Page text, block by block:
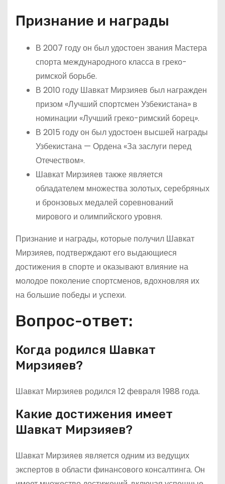
Признание и награды
В 2007 году он был удостоен звания Мастера
спорта международного класса в греко-
римской борьбе.
В 2010 году Шавкат Мирзияев был награжден
призом «Лучший спортсмен Узбекистана» в
номинации «Лучший греко-римский борец».
В 2015 году он был удостоен высшей награды
Узбекистана — Ордена «За заслуги перед
Отечеством».
Шавкат Мирзияев также является
обладателем множества золотых, серебряных
и бронзовых медалей соревнований
мирового и олимпийского уровня.
Признание и награды, которые получил Шавкат
Мирзияев, подтверждают его выдающиеся
достижения в спорте и оказывают влияние на
молодое поколение спортсменов, вдохновляя их
на большие победы и успехи.
Вопрос-ответ:
Когда родился Шавкат
Мирзияев?
Шавкат Мирзияев родился 12 февраля 1988 года.
Какие достижения имеет
Шавкат Мирзияев?
Шавкат Мирзияев является одним из ведущих
экспертов в области финансового консалтинга. Он